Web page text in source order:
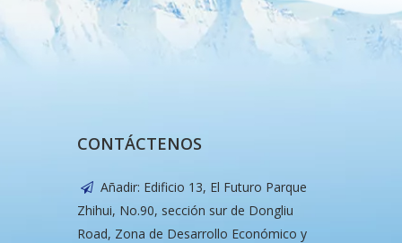
CONTÁCTENOS
 Añadir: Edificio 13, El Futuro Parque
Zhihui, No.90, sección sur de Dongliu
Road, Zona de Desarrollo Económico y